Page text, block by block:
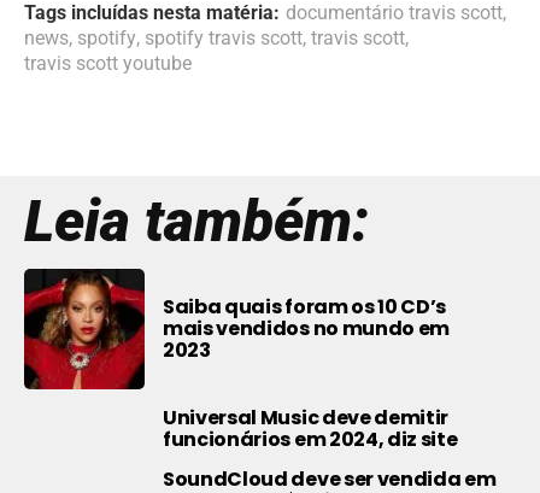
Tags incluídas nesta matéria: documentário travis scott,
news, spotify, spotify travis scott, travis scott,
travis scott youtube
Leia também:
Saiba quais foram os 10 CD’s
mais vendidos no mundo em
2023
Universal Music deve demitir
funcionários em 2024, diz site
SoundCloud deve ser vendida em